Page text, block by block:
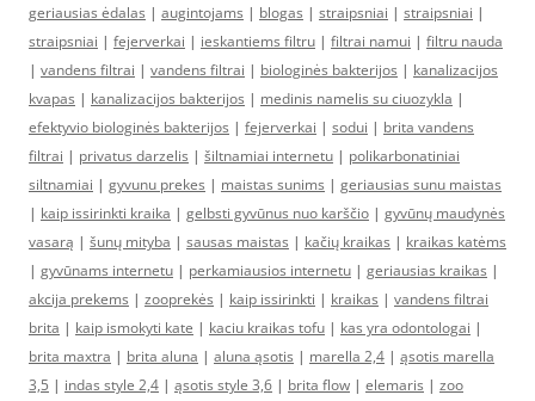
geriausias ėdalas | augintojams | blogas | straipsniai | straipsniai |
straipsniai | fejerverkai | ieskantiems filtru | filtrai namui | filtru nauda
| vandens filtrai | vandens filtrai | biologinės bakterijos | kanalizacijos
kvapas | kanalizacijos bakterijos | medinis namelis su ciuozykla |
efektyvio biologinės bakterijos | fejerverkai | sodui | brita vandens
filtrai | privatus darzelis | šiltnamiai internetu | polikarbonatiniai
siltnamiai | gyvunu prekes | maistas sunims | geriausias sunu maistas
| kaip issirinkti kraika | gelbsti gyvūnus nuo karščio | gyvūnų maudynės
vasarą | šunų mityba | sausas maistas | kačių kraikas | kraikas katėms
| gyvūnams internetu | perkamiausios internetu | geriausias kraikas |
akcija prekems | zooprekės | kaip issirinkti | kraikas | vandens filtrai
brita | kaip ismokyti kate | kaciu kraikas tofu | kas yra odontologai |
brita maxtra | brita aluna | aluna ąsotis | marella 2,4 | ąsotis marella
3,5 | indas style 2,4 | ąsotis style 3,6 | brita flow | elemaris | zoo